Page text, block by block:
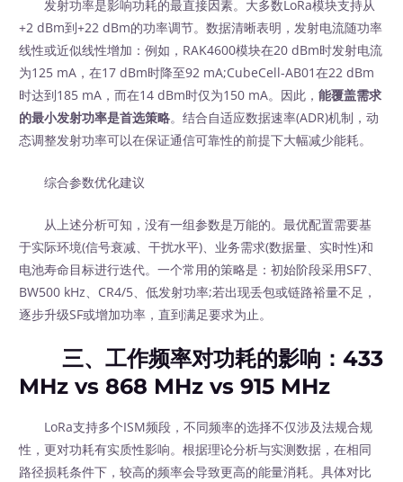
发射功率是影响功耗的最直接因素。大多数LoRa模块支持从
+2 dBm到+22 dBm的功率调节。数据清晰表明，发射电流随功率
线性或近似线性增加：例如，RAK4600模块在20 dBm时发射电流
为125 mA，在17 dBm时降至92 mA;CubeCell-AB01在22 dBm
时达到185 mA，而在14 dBm时仅为150 mA。因此，能覆盖需求
的最小发射功率是首选策略。结合自适应数据速率(ADR)机制，动
态调整发射功率可以在保证通信可靠性的前提下大幅减少能耗。
综合参数优化建议
从上述分析可知，没有一组参数是万能的。最优配置需要基
于实际环境(信号衰减、干扰水平)、业务需求(数据量、实时性)和
电池寿命目标进行迭代。一个常用的策略是：初始阶段采用SF7、
BW500 kHz、CR4/5、低发射功率;若出现丢包或链路裕量不足，
逐步升级SF或增加功率，直到满足要求为止。
三、工作频率对功耗的影响：433
MHz vs 868 MHz vs 915 MHz
LoRa支持多个ISM频段，不同频率的选择不仅涉及法规合规
性，更对功耗有实质性影响。根据理论分析与实测数据，在相同
路径损耗条件下，较高的频率会导致更高的能量消耗。具体对比